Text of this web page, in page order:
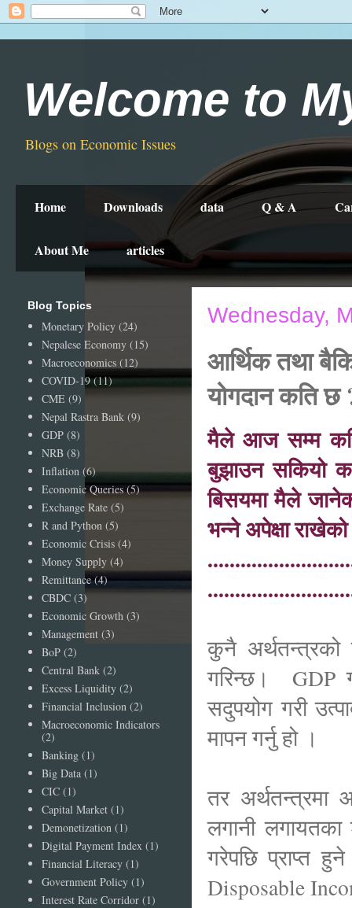
Welcome to
Blogs on Economic Issues
Home Downloads data Q & A
About Me articles
Wednesday,
आर्थिक तथा
योगदान कति छ
मैले आज सम्म
बुझाउन सकियो
बिसयमा मैले
भन्ने अपेक्षा
कुनै अर्थतन्त्रको
गरिन्छ। GDP
सदुपयोग गरी
मापन गर्नु हो ।
तर अर्थतन्त्रमा
लगानी
गरेपछि प्राप्त
Disposable
Blog Topics
Monetary Policy (24)
Nepalese Economy (15)
Macroeconomics (12)
COVID-19 (11)
CME (9)
Nepal Rastra Bank (9)
GDP (8)
NRB (8)
Inflation (6)
Economic Queries (5)
Exchange Rate (5)
R and Python (5)
Economic Crisis (4)
Money Supply (4)
Remittance (4)
CBDC (3)
Economic Growth (3)
Management (3)
BoP (2)
Central Bank (2)
Excess Liquidity (2)
Financial Inclusion (2)
Macroeconomic Indicators
(2)
Banking (1)
Big Data (1)
CIC (1)
Capital Market (1)
Demonetization (1)
Digital Payment Index (1)
Financial Literacy (1)
Government Policy (1)
Interest Rate Corridor (1)